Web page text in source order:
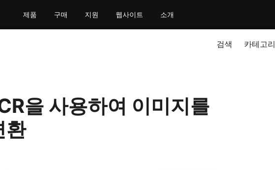
제품 구매 지원 웹사이트 소개
검색 카테고리
을 사용하여 이미지를
환